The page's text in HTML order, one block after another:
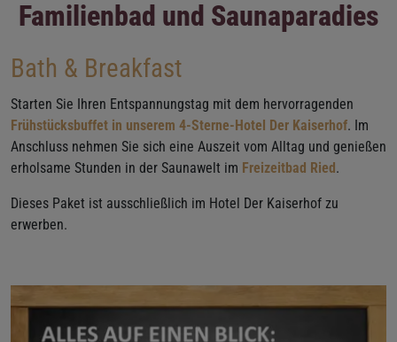
Familienbad und Saunaparadies
Bath & Breakfast
Starten Sie Ihren Entspannungstag mit dem hervorragenden
Frühstücksbuffet in unserem 4-Sterne-Hotel Der Kaiserhof. Im
Anschluss nehmen Sie sich eine Auszeit vom Alltag und genießen
erholsame Stunden in der Saunawelt im Freizeitbad Ried .
Dieses Paket ist ausschließlich im Hotel Der Kaiserhof zu
erwerben.